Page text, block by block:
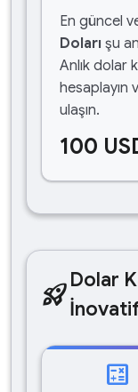
En güncel
Doları şu
Anlık dolar
hesaplayın
ulaşın.
100
rocket_launchDolar
calculate